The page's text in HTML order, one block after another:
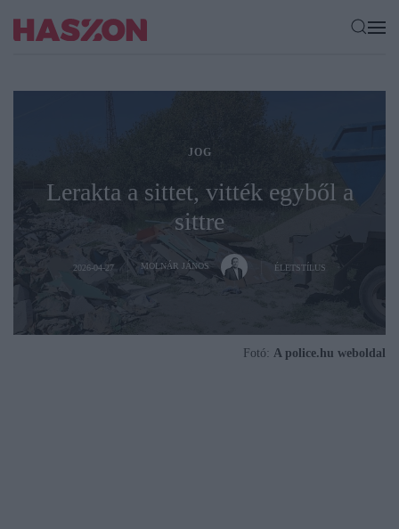
JOG
Lerakta a sittet, vitték egyből a
sittre
2026-04-27 MOLNÁR JÁNOS ÉLETSTÍLUS
Fotó: A police.hu weboldal